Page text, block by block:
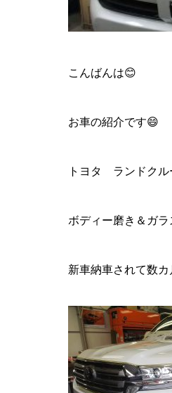
こんばんは😊
お車の紹介です😄
トヨタ ランドクル
ボディー磨き＆ガ
新車納車されて数